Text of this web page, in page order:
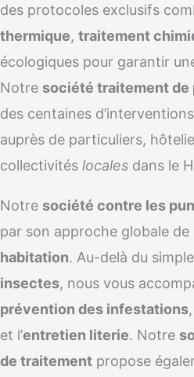
des protocoles exclusifs
thermique, traitement
écologiques pour garantir
Notre société traitement de
des centaines
auprès de particuliers,
collectivités locales dans le
Notre société contre les
par son approche globale de
habitation. Au-delà du simple
insectes, nous vous
prévention des infestations
et l’entretien literie. Notre
de traitement propose